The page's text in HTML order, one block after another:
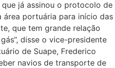
já assinou o protocolo de
área portuária para início das
que tem grande relação
disse o vice-presidente
de Suape, Frederico
navios de transporte de